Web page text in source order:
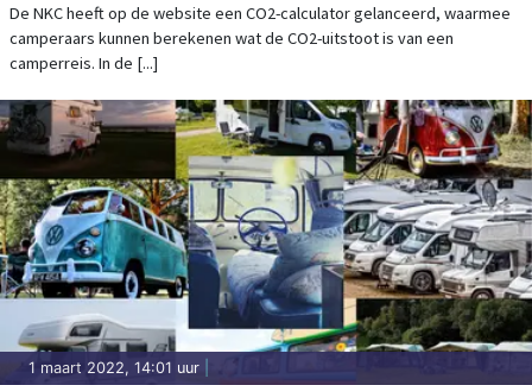
De NKC heeft op de website een CO2-calculator gelanceerd, waarmee
camperaars kunnen berekenen wat de CO2-uitstoot is van een
camperreis. In de [...]
1 maart 2022, 14:01 uur